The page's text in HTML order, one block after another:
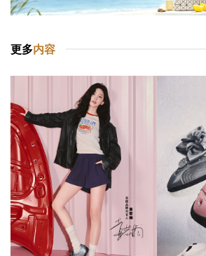
更多内容